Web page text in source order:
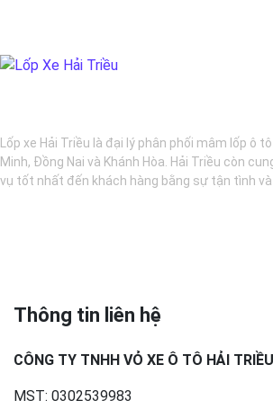
Lốp xe Hải Triều là đại lý phân phối mâm lốp
Minh, Đồng Nai và Khánh Hòa. Hải Triều còn
vụ tốt nhất đến khách hàng bằng sự tận tình và
Thông tin liên hệ
CÔNG TY TNHH VỎ XE Ô TÔ HẢI TRIỀU
MST: 0302539983